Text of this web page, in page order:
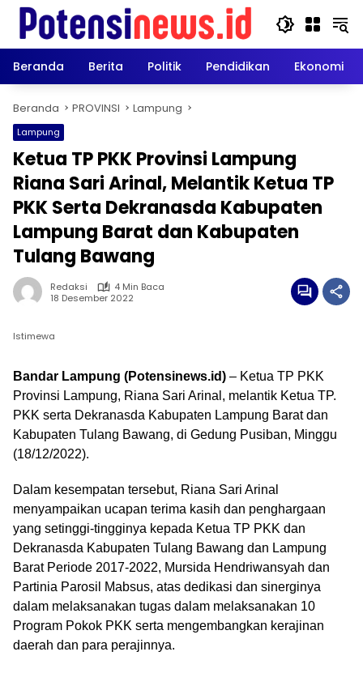
Langsung
konten
Beranda
Berita Politik Pendidikan Ekonomi
Beranda PROVINSI Lampung
Lampung
Ketua TP PKK Provinsi Lampung
Riana Sari Arinal, Melantik Ketua TP
PKK Serta Dekranasda Kabupaten
Lampung Barat dan Kabupaten
Tulang Bawang
Redaksi
4 Min Baca
18 Desember 2022
Istimewa
Bandar Lampung (Potensinews.id) – Ketua TP PKK
Provinsi Lampung, Riana Sari Arinal, melantik Ketua TP.
PKK serta Dekranasda Kabupaten Lampung Barat dan
Kabupaten Tulang Bawang, di Gedung Pusiban, Minggu
(18/12/2022).
Dalam kesempatan tersebut, Riana Sari Arinal
menyampaikan ucapan terima kasih dan penghargaan
yang setinggi-tingginya kepada Ketua TP PKK dan
Dekranasda Kabupaten Tulang Bawang dan Lampung
Barat Periode 2017-2022, Mursida Hendriwansyah dan
Partinia Parosil Mabsus, atas dedikasi dan sinerginya
dalam melaksanakan tugas dalam melaksanakan 10
Program Pokok PKK serta mengembangkan kerajinan
daerah dan para perajinnya.